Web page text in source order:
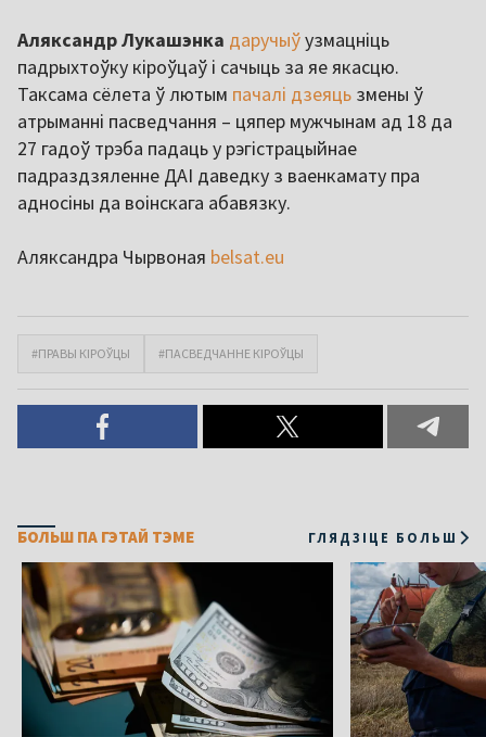
Аляксандр Лукашэнка даручыўузмацніць
падрыхтоўку кіроўцаў і сачыць за яе якасцю.
Таксама сёлета ў лютым пачалі дзеяць змены ў
атрыманні пасведчання – цяпер мужчынам ад 18 да
27 гадоў трэба падаць у рэгістрацыйнае
падраздзяленне ДАІ даведку з ваенкамату пра
адносіны да воінскага абавязку.
Аляксандра Чырвоная belsat.eu
#ПРАВЫ КІРОЎЦЫ #ПАСВЕДЧАННЕ КІРОЎЦЫ
БОЛЬШ ПА ГЭТАЙ ТЭМЕ ГЛЯДЗІЦЕ БОЛЬШ